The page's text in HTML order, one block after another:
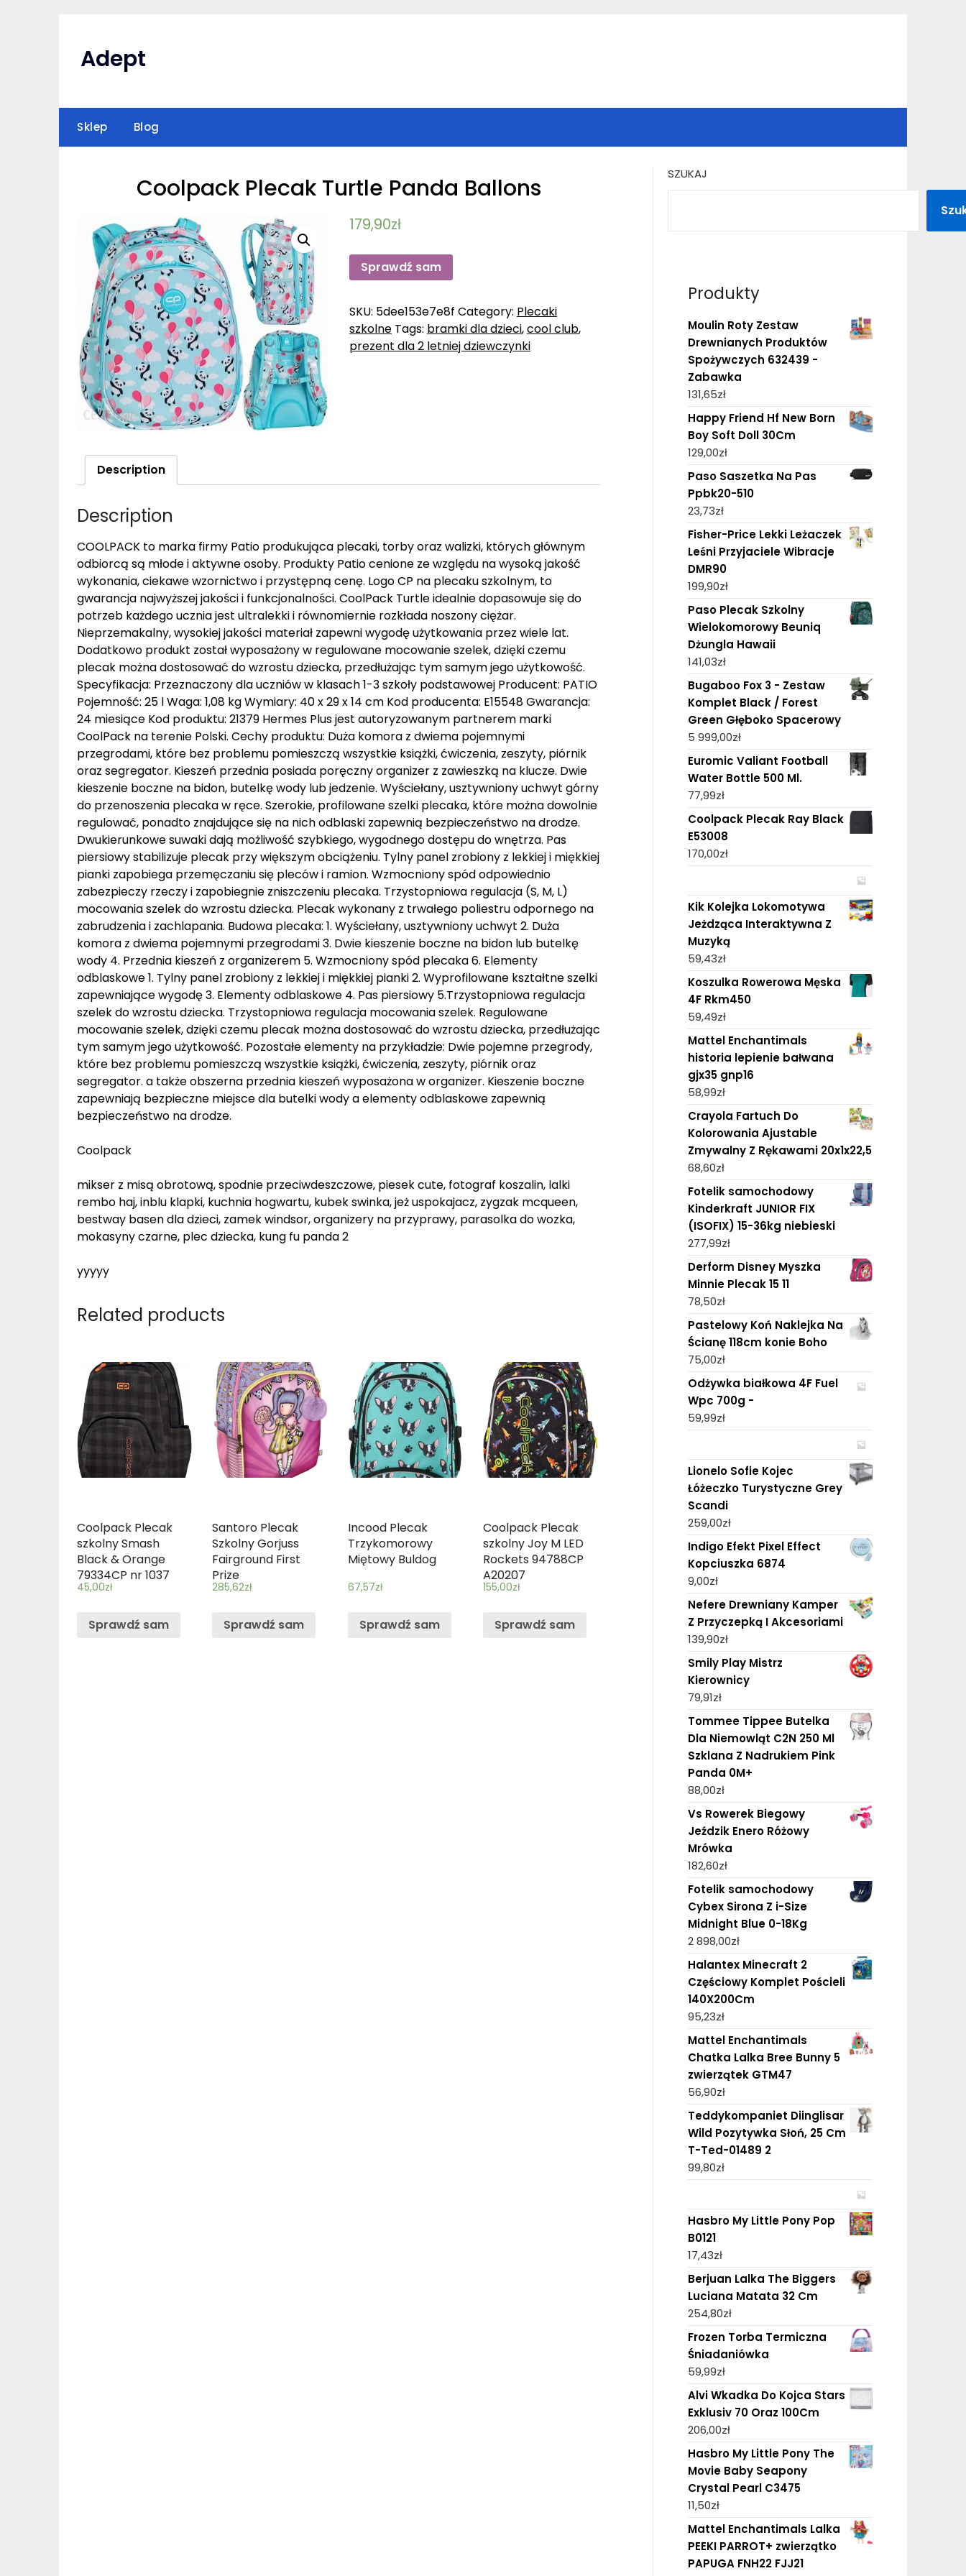
Adept
Sklep Blog
Coolpack Plecak Turtle Panda Ballons
179,90zł
Sprawdź sam
SKU: 5dee153e7e8f Category: Plecaki
szkolne Tags: bramki dla dzieci,cool club,
prezent dla 2 letniej dziewczynki
Description
Description
COOLPACK to marka firmy Patio produkująca plecaki, torby oraz walizki, których głównym
odbiorcą są młode i aktywne osoby. Produkty Patio cenione ze względu na wysoką jakość
wykonania, ciekawe wzornictwo i przystępną cenę. Logo CP na plecaku szkolnym, to
gwarancja najwyższej jakości i funkcjonalności. CoolPack Turtle idealnie dopasowuje się do
potrzeb każdego ucznia jest ultralekki i równomiernie rozkłada noszony ciężar.
Nieprzemakalny, wysokiej jakości materiał zapewni wygodę użytkowania przez wiele lat.
Dodatkowo produkt został wyposażony w regulowane mocowanie szelek, dzięki czemu
plecak można dostosować do wzrostu dziecka, przedłużając tym samym jego użytkowość.
Specyfikacja: Przeznaczony dla uczniów w klasach 1-3 szkoły podstawowej Producent: PATIO
Pojemność: 25 l Waga: 1,08 kg Wymiary: 40 x 29 x 14 cm Kod producenta: E15548 Gwarancja:
24 miesiące Kod produktu: 21379 Hermes Plus jest autoryzowanym partnerem marki
CoolPack na terenie Polski. Cechy produktu: Duża komora z dwiema pojemnymi
przegrodami, które bez problemu pomieszczą wszystkie książki, ćwiczenia, zeszyty, piórnik
oraz segregator. Kieszeń przednia posiada poręczny organizer z zawieszką na klucze. Dwie
kieszenie boczne na bidon, butelkę wody lub jedzenie. Wyściełany, usztywniony uchwyt górny
do przenoszenia plecaka w ręce. Szerokie, profilowane szelki plecaka, które można dowolnie
regulować, ponadto znajdujące się na nich odblaski zapewnią bezpieczeństwo na drodze.
Dwukierunkowe suwaki dają możliwość szybkiego, wygodnego dostępu do wnętrza. Pas
piersiowy stabilizuje plecak przy większym obciążeniu. Tylny panel zrobiony z lekkiej i miękkiej
pianki zapobiega przemęczaniu się pleców i ramion. Wzmocniony spód odpowiednio
zabezpieczy rzeczy i zapobiegnie zniszczeniu plecaka. Trzystopniowa regulacja (S, M, L)
mocowania szelek do wzrostu dziecka. Plecak wykonany z trwałego poliestru odpornego na
zabrudzenia i zachlapania. Budowa plecaka: 1. Wyściełany, usztywniony uchwyt 2. Duża
komora z dwiema pojemnymi przegrodami 3. Dwie kieszenie boczne na bidon lub butelkę
wody 4. Przednia kieszeń z organizerem 5. Wzmocniony spód plecaka 6. Elementy
odblaskowe 1. Tylny panel zrobiony z lekkiej i miękkiej pianki 2. Wyprofilowane kształtne szelki
zapewniające wygodę 3. Elementy odblaskowe 4. Pas piersiowy 5.Trzystopniowa regulacja
szelek do wzrostu dziecka. Trzystopniowa regulacja mocowania szelek. Regulowane
mocowanie szelek, dzięki czemu plecak można dostosować do wzrostu dziecka, przedłużając
tym samym jego użytkowość. Pozostałe elementy na przykładzie: Dwie pojemne przegrody,
które bez problemu pomieszczą wszystkie książki, ćwiczenia, zeszyty, piórnik oraz
segregator. a także obszerna przednia kieszeń wyposażona w organizer. Kieszenie boczne
zapewniają bezpieczne miejsce dla butelki wody a elementy odblaskowe zapewnią
bezpieczeństwo na drodze.
Coolpack
mikser z misą obrotową, spodnie przeciwdeszczowe, piesek cute, fotograf koszalin, lalki
rembo haj, inblu klapki, kuchnia hogwartu, kubek swinka, jeż uspokajacz, zygzak mcqueen,
bestway basen dla dzieci, zamek windsor, organizery na przyprawy, parasolka do wozka,
mokasyny czarne, plec dziecka, kung fu panda 2
yyyyy
Related products
Coolpack Plecak
szkolny Smash
Black & Orange
79334CP nr 1037
45,00zł
Sprawdź sam
Santoro Plecak
Szkolny Gorjuss
Fairground First
Prize
285,62zł
Sprawdź sam
Incood Plecak
Trzykomorowy
Miętowy Buldog
67,57zł
Sprawdź sam
Coolpack Plecak
szkolny Joy M LED
Rockets 94788CP
A20207
155,00zł
Sprawdź sam
SZUKAJ
Produkty
Moulin Roty Zestaw
Drewnianych Produktów
Spożywczych 632439 -
Zabawka
131,65zł
Happy Friend Hf New Born
Boy Soft Doll 30Cm
129,00zł
Paso Saszetka Na Pas
Ppbk20-510
23,73zł
Fisher-Price Lekki Leżaczek
Leśni Przyjaciele Wibracje
DMR90
199,90zł
Paso Plecak Szkolny
Wielokomorowy Beuniq
Dżungla Hawaii
141,03zł
Bugaboo Fox 3 - Zestaw
Komplet Black / Forest
Green Głęboko Spacerowy
5 999,00zł
Euromic Valiant Football
Water Bottle 500 Ml.
77,99zł
Coolpack Plecak Ray Black
E53008
170,00zł
Kik Kolejka Lokomotywa
Jeżdząca Interaktywna Z
Muzyką
59,43zł
Koszulka Rowerowa Męska
4F Rkm450
59,49zł
Mattel Enchantimals
historia lepienie bałwana
gjx35 gnp16
58,99zł
Crayola Fartuch Do
Kolorowania Ajustable
Zmywalny Z Rękawami 20x1x22,5
68,60zł
Fotelik samochodowy
Kinderkraft JUNIOR FIX
(ISOFIX) 15-36kg niebieski
277,99zł
Derform Disney Myszka
Minnie Plecak 15 11
78,50zł
Pastelowy Koń Naklejka Na
Ścianę 118cm konie Boho
75,00zł
Odżywka białkowa 4F Fuel
Wpc 700g -
59,99zł
Lionelo Sofie Kojec
Łóżeczko Turystyczne Grey
Scandi
259,00zł
Indigo Efekt Pixel Effect
Kopciuszka 6874
9,00zł
Nefere Drewniany Kamper
Z Przyczepką I Akcesoriami
139,90zł
Smily Play Mistrz
Kierownicy
79,91zł
Tommee Tippee Butelka
Dla Niemowląt C2N 250 Ml
Szklana Z Nadrukiem Pink
Panda 0M+
88,00zł
Vs Rowerek Biegowy
Jeździk Enero Różowy
Mrówka
182,60zł
Fotelik samochodowy
Cybex Sirona Z i-Size
Midnight Blue 0-18Kg
2 898,00zł
Halantex Minecraft 2
Częściowy Komplet Pościeli
140X200Cm
95,23zł
Mattel Enchantimals
Chatka Lalka Bree Bunny 5
zwierzątek GTM47
56,90zł
Teddykompaniet Diinglisar
Wild Pozytywka Słoń, 25 Cm
T-Ted-01489 2
99,80zł
Hasbro My Little Pony Pop
B0121
17,43zł
Berjuan Lalka The Biggers
Luciana Matata 32 Cm
254,80zł
Frozen Torba Termiczna
Śniadaniówka
59,99zł
Alvi Wkadka Do Kojca Stars
Exklusiv 70 Oraz 100Cm
206,00zł
Hasbro My Little Pony The
Movie Baby Seapony
Crystal Pearl C3475
11,50zł
Mattel Enchantimals Lalka
PEEKI PARROT+ zwierzątko
PAPUGA FNH22 FJJ21